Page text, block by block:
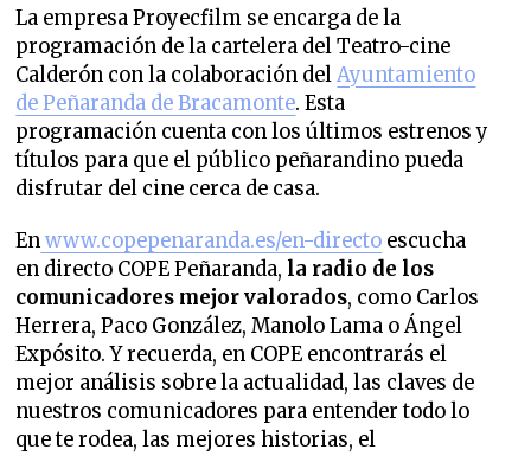
La empresa Proyecfilm se encarga de la
programación de la cartelera del Teatro-cine
Calderón con la colaboración delAyuntamiento
de Peñaranda de Bracamonte. Esta
programación cuenta con los últimos estrenos y
títulos para que el público peñarandino pueda
disfrutar del cine cerca de casa.
Enwww.copepenaranda.es/en-directo escucha
en directo COPE Peñaranda, la radio de los
comunicadores mejor valorados, como Carlos
Herrera, Paco González, Manolo Lama o Ángel
Expósito. Y recuerda, en COPE encontrarás el
mejor análisis sobre la actualidad, las claves de
nuestros comunicadores para entender todo lo
que te rodea, las mejores historias, el